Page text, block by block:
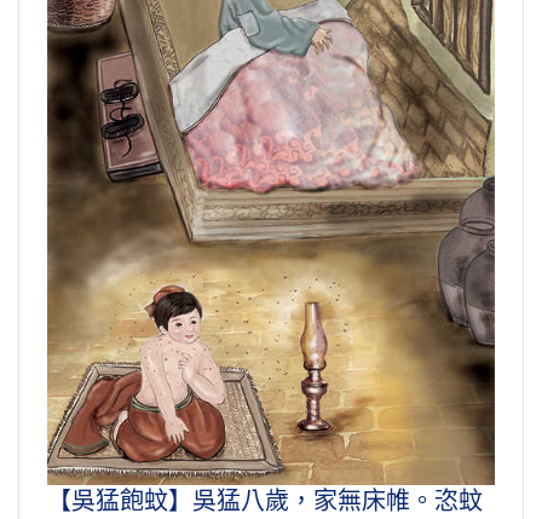
【吳猛飽蚊】吳猛八歲，家無床帷。恣蚊